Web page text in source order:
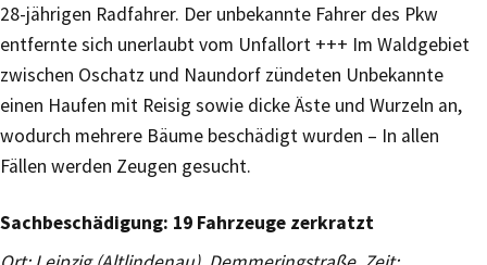
28-jährigen Radfahrer. Der unbekannte Fahrer des Pkw
entfernte sich unerlaubt vom Unfallort +++ Im Waldgebiet
zwischen Oschatz und Naundorf zündeten Unbekannte
einen Haufen mit Reisig sowie dicke Äste und Wurzeln an,
wodurch mehrere Bäume beschädigt wurden – In allen
Fällen werden Zeugen gesucht.
Sachbeschädigung: 19 Fahrzeuge zerkratzt